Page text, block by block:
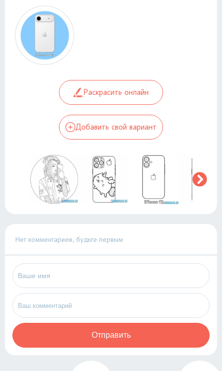
Раскрасить онлайн
Добавить свой вариант
Нет комментариев, будьте первым
Отправить